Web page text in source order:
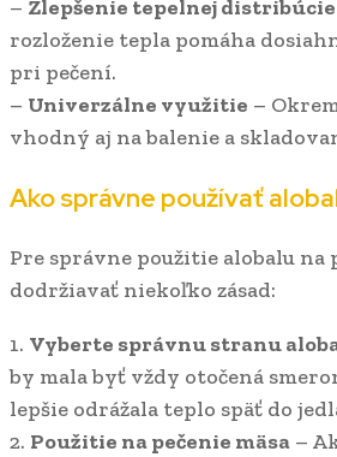
– Zlepšenie tepelnej distribúcie
rozloženie tepla pomáha
pri pečení.
– Univerzálne využitie –
vhodný aj na balenie a
Ako správne používať
Pre správne použitie alobalu na
dodržiavať niekoľko zásad:
1. Vyberte správnu stranu
by mala byť vždy otočená
lepšie odrážala teplo späť do
2. Použitie na pečenie mäsa –